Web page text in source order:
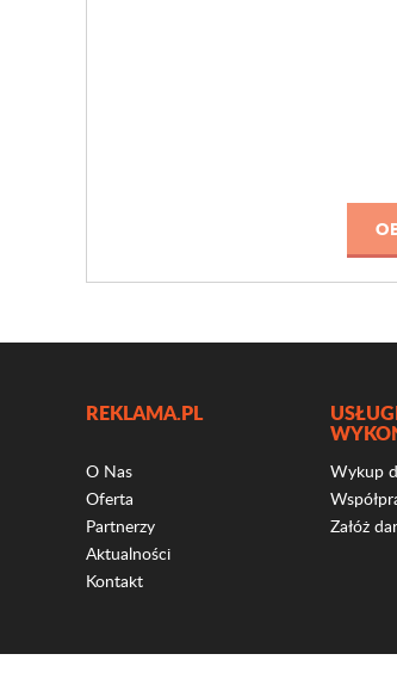
REKLAMA.PL
O Nas
Oferta
Partnerzy
Aktualności
Kontakt
Wykup
Załóż